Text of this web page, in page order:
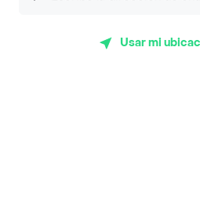
App Store Google
Usar mi